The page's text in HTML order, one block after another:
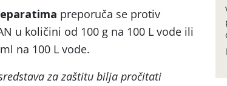
preporuča se protiv
u količini od 100 g na 100 L vode ili
na 100 L vode.
za zaštitu bilja pročitati